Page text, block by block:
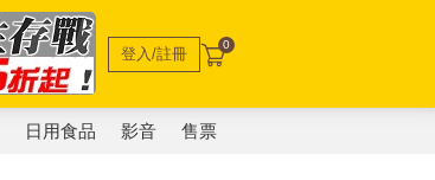
登入/註冊 0
日用食品 影音 售票